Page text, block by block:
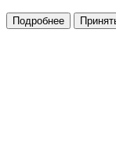
Подробнее